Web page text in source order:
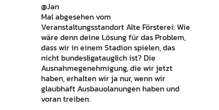
@Jan
Mal abgesehen vom
Veranstaltungsstandort Alte Försterei: Wie
wäre denn deine Lösung für das Problem,
dass wir in einem Stadion spielen, das
nicht bundesligatauglich ist? Die
Ausnahmegenehmigung, die wir jetzt
haben, erhalten wir ja nur, wenn wir
glaubhaft Ausbauolanungen haben und
voran treiben.